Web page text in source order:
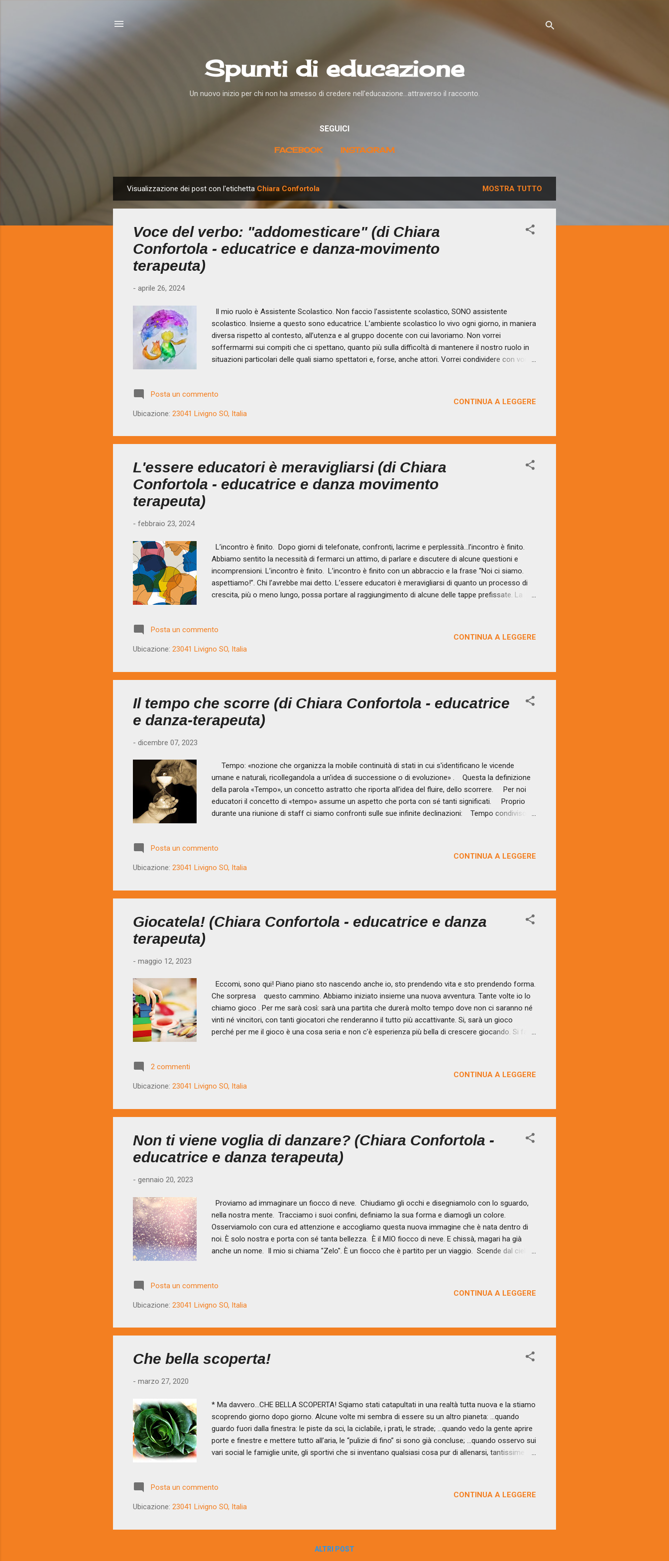
Spunti di educazione
Un nuovo inizio per chi non ha smesso di credere nell'educazione...attraverso il racconto.
SEGUICI
FACEBOOK INSTAGRAM
o
Visualizzazione dei post con l'etichetta Chiara Confortola MOSTRA TUTTO
Voce del verbo: "addomesticare" (di Chiara
Confortola - educatrice e danza-movimento
terapeuta)
- aprile 26, 2024
Il mio ruolo è Assistente Scolastico. Non faccio l’assistente scolastico, SONO assistente
scolastico. Insieme a questo sono educatrice. L’ambiente scolastico lo vivo ogni giorno, in maniera
diversa rispetto al contesto, all’utenza e al gruppo docente con cui lavoriamo. Non vorrei
soffermarmi sui compiti che ci spettano, quanto più sulla difficoltà di mantenere il nostro ruolo in
situazioni particolari delle quali siamo spettatori e, forse, anche attori. Vorrei condividere con voi un
bello esprimere questo sentire. Viene richiamata per tornare al suo posto, seduta nel cerchio. Le
lacrime scivolano sul suo viso. L’insegnante lo nota e con un tono di voce deciso le dice: «Smettila
di piangere, non serve a nulla, non ce n’è proprio bisogno!». Io sono dubbiosa, chiudo per pochi
Posta un commento
Ubicazione: 23041 Livigno SO, Italia
CONTINUA A LEGGERE
L'essere educatori è meravigliarsi (di Chiara
Confortola - educatrice e danza movimento
terapeuta)
- febbraio 23, 2024
L’incontro è finito. Dopo giorni di telefonate, confronti, lacrime e perplessità…l’incontro è finito.
Abbiamo sentito la necessità di fermarci un attimo, di parlare e discutere di alcune questioni e
incomprensioni. L’incontro è finito. L’incontro è finito con un abbraccio e la frase “Noi ci siamo.
aspettiamo!”. Chi l’avrebbe mai detto. L’essere educatori è meravigliarsi di quanto un processo di
crescita, più o meno lungo, possa portare al raggiungimento di alcune delle tappe prefissate. La
mediatori può voler dire negoziare e avere a che fare con il conflitto. Il nostro lavoro è un
complesso intreccio di fili che si incontrano, a partire dalle relazioni con le persone che
accompagniamo e ancora di più con le famiglie, i servizi, la scuola ed è nostro compito far sì ...
Posta un commento
Ubicazione: 23041 Livigno SO, Italia
CONTINUA A LEGGERE
Il tempo che scorre (di Chiara Confortola - educatrice
e danza-terapeuta)
- dicembre 07, 2023
Tempo: «nozione che organizza la mobile continuità di stati in cui s'identificano le vicende
umane e naturali, ricollegandola a un'idea di successione o di evoluzione» . Questa la definizione
della parola «Tempo», un concetto astratto che riporta all’idea del fluire, dello scorrere. Per noi
educatori il concetto di «tempo» assume un aspetto che porta con sé tanti significati. Proprio
durante una riunione di staff ci siamo confronti sulle sue infinite declinazioni: Tempo condiviso:
che è la comunità, la nostra società. In una società che negli ultimi anni associa al concetto di
«tempo» la parola velocità, la percezione della sua stessa scarsità, al tempo come «...
Posta un commento
Ubicazione: 23041 Livigno SO, Italia
CONTINUA A LEGGERE
Giocatela! (Chiara Confortola - educatrice e danza
terapeuta)
- maggio 12, 2023
Eccomi, sono qui! Piano piano sto nascendo anche io, sto prendendo vita e sto prendendo forma.
Che sorpresa questo cammino. Abbiamo iniziato insieme una nuova avventura. Tante volte io lo
chiamo gioco . Per me sarà così: sarà una partita che durerà molto tempo dove non ci saranno né
vinti né vincitori, con tanti giocatori che renderanno il tutto più accattivante. Si, sarà un gioco
perché per me il gioco è una cosa seria e non c’è esperienza più bella di crescere giocando. Si farà
2 commenti
Ubicazione: 23041 Livigno SO, Italia
CONTINUA A LEGGERE
Non ti viene voglia di danzare? (Chiara Confortola -
educatrice e danza terapeuta)
- gennaio 20, 2023
Proviamo ad immaginare un fiocco di neve. Chiudiamo gli occhi e disegniamolo con lo sguardo,
nella nostra mente. Tracciamo i suoi confini, definiamo la sua forma e diamogli un colore.
Osserviamolo con cura ed attenzione e accogliamo questa nuova immagine che è nata dentro di
noi. È solo nostra e porta con sé tanta bellezza. È il MIO fiocco di neve. E chissà, magari ha già
anche un nome. Il mio si chiama "Zelo". È un fiocco che è partito per un viaggio. Scende dal cielo
Incontra sorrisi, lacrime, bronci, voci alte, urla gioiose, abbracci che stringono forte, spalle che
accolgono. Quante sorprese vive questo fiocco di neve! E io...me lo immagino veramente il mio
fiocco di neve che scende e danza con tutti gli altri fiocchi di neve, tra un abbra...
Posta un commento
Ubicazione: 23041 Livigno SO, Italia
CONTINUA A LEGGERE
Che bella scoperta!
- marzo 27, 2020
* Ma davvero…CHE BELLA SCOPERTA! Sqiamo stati catapultati in una realtà tutta nuova e la stiamo
scoprendo giorno dopo giorno. Alcune volte mi sembra di essere su un altro pianeta: …quando
guardo fuori dalla finestra: le piste da sci, la ciclabile, i prati, le strade; …quando vedo la gente aprire
porte e finestre e mettere tutto all’aria, le “pulizie di fino” si sono già concluse; …quando osservo sui
vari social le famiglie unite, gli sportivi che si inventano qualsiasi cosa pur di allenarsi, tantissime
dei loro insegnanti e fanno i compiti accanto ai loro genitori; …quando le persone si prendono il
tempo per partecipare alle catene social cercando foto di ricordi di tanti anni fa, cimentandosi in
sfide e mettendosi in gioco. Ecco ciò che vedo in ques...
Posta un commento
Ubicazione: 23041 Livigno SO, Italia
CONTINUA A LEGGERE
ALTRI POST